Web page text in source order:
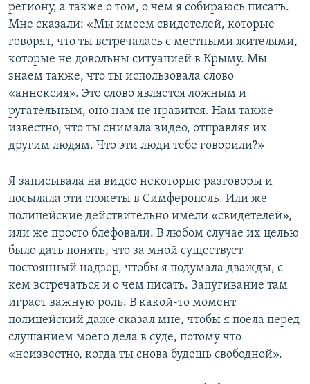
региону, а также о том, о чем я собираюсь писать.
Мне сказали: «Мы имеем свидетелей, которые
говорят, что ты встречалась с местными жителями,
которые не довольны ситуацией в Крыму. Мы
знаем также, что ты использовала слово
«аннексия». Это слово является ложным и
ругательным, оно нам не нравится. Нам также
известно, что ты снимала видео, отправляя их
другим людям. Что эти люди тебе говорили?»
Я записывала на видео некоторые разговоры и
посылала эти сюжеты в Симферополь. Или же
полицейские действительно имели «свидетелей»,
или же просто блефовали. В любом случае их целью
было дать понять, что за мной существует
постоянный надзор, чтобы я подумала дважды, с
кем встречаться и о чем писать. Запугивание там
играет важную роль. В какой-то момент
полицейский даже сказал мне, чтобы я поела перед
слушанием моего дела в суде, потому что
«неизвестно, когда ты снова будешь свободной».